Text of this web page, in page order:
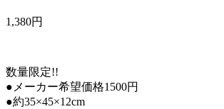
1,380円
数量限定!!
●メーカー希望価格1500円
●約35×45×12cm